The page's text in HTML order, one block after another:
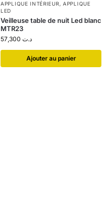
APPLIQUE INTÉRIEUR,APPLIQUE
LED
Veilleuse table de nuit Led blanc
MTR23
د.ت
Ajouter au panier